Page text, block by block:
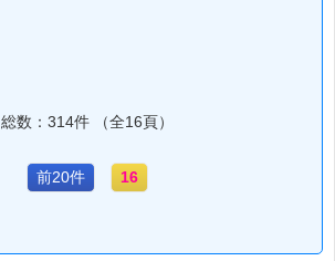
総数：314件 （全16頁）
前20件 16